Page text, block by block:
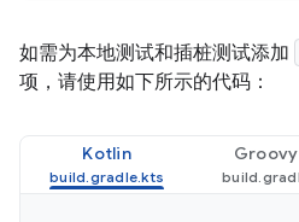
如需为本地测试和插桩测试添加
项，请使用如下所示的代码：
Kotlin Groovy